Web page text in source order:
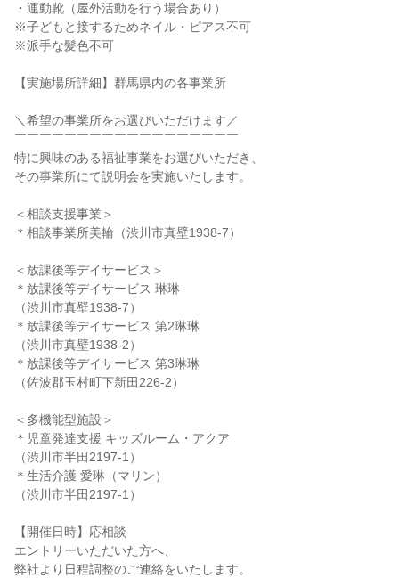
・運動靴（屋外活動を行う場合あり）
※子どもと接するためネイル・ピアス不可
※派手な髪色不可
【実施場所詳細】群馬県内の各事業所
＼希望の事業所をお選びいただけます／
￣￣￣￣￣￣￣￣￣￣￣￣￣￣￣￣￣￣
特に興味のある福祉事業をお選びいただき、
その事業所にて説明会を実施いたします。
＜相談支援事業＞
＊相談事業所美輪（渋川市真壁1938-7）
＜放課後等デイサービス＞
＊放課後等デイサービス 琳琳
（渋川市真壁1938-7）
＊放課後等デイサービス 第2琳琳
（渋川市真壁1938-2）
＊放課後等デイサービス 第3琳琳
（佐波郡玉村町下新田226-2）
＜多機能型施設＞
＊児童発達支援 キッズルーム・アクア
（渋川市半田2197-1）
＊生活介護 愛琳（マリン）
（渋川市半田2197-1）
【開催日時】応相談
エントリーいただいた方へ、
弊社より日程調整のご連絡をいたします。